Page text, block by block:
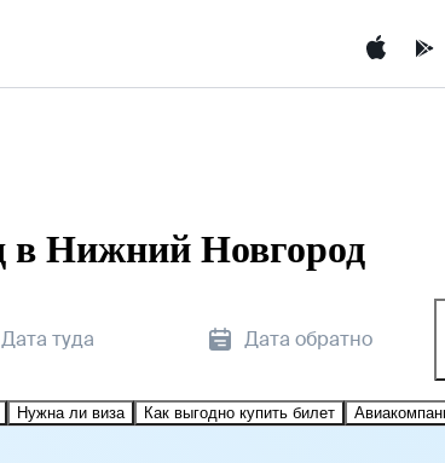
в Нижний Новгород
Дата туда Дата обратно
Нужна ли виза Как выгодно купить билет